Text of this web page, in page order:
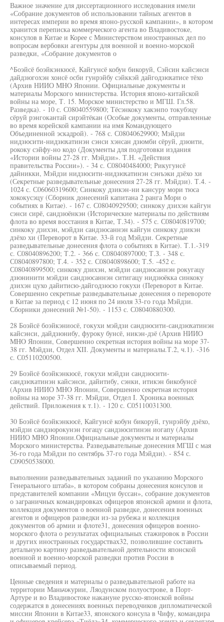
Важное значение для диссертационного исследования имели
«Собрание документов об использовании тайных агентов в
интересах империи во время японо-русской кампании», в котором
хранится переписка коммерческого агента во Владивостоке,
консулов в Китае и Корее с Министерством иностранных дел по
вопросам вербовки агентуры для военной и военно-морской
разведки, «Собрание документов о
^Боэйсё боэйкэнкюсё, Кайгунсё кобун бикоруй, Сэйсин кайсэнси
дайдзюгохэн хонсё осби гунрэйбу сэйккэй дайгодзюхатисе тёхо
(Архив НИИО MHO Японии. Официальные документы и
материалы Морского министерства. История японо-китайской
войны на море, Т. 15. Морское министерство и МГШ. Гл.58.
Разведка). - 10 с. С08040559800; Тёсэнкоку хакэнпо токубэцу
сёруй рэнгокантай сирэйтёкан (Особые документы, отправленные
во время корейской кампании на имя Командующего
Объединенной эскадрой). - 768 с. С08040629900; Мэйдзи
нидзюсити-нидзюхатинэн сэнси хэнсан дзюмби сёруй, дзюити,
рококу сэйфу-но кодо (Документы для подготовки издания
«Истории войны 27-28 гг. Мэйдзи». Т.Н. «Действия
правительства России»). - 34 с. С08040484000; Рикугунсё
дайникки, Мэйдзи нидзюсити-нидзюхатинэн сэнъэки дзёхо хи
(Секретные разведывательные донесения 27-28 гг. Мэйдзи). Т.4. -
1024 с. С06060319600; Синкоку дзикэн-ни кансуру мори тюса
хококусэцу (Сборник донесений капитана 2 ранга Мори о
событиях в Китае). - 167 с. С08040929500; синкоку дзихэн кайгун
сэнси сирё, сандзюёнкэн (Исторические материалы по действиям
флота во время восстания в Китае, Т.34). - 575 с. С08040819700;
синкоку дзихэн, мэйдзи сандзюсаннэн кайгун синкоку дзикэн
дзёхо хи (Переворот в Китае. 33-й год Мэйдзи. Секретные
разведывательные донесения флота о событиях в Китае). Т.1.-319
с. С08040896200; Т.2. - 366 с. С08040897000; Т.З. - 348 с.
С08040897800; Т.4. - 352 с. С08040898600; Т.5. -452 с.
С08040899500; синкоку дзихэн, мэйдзи сандзюсаннэн рокугацу
дзюнинити мэйдзи сандзюсаннэн ситигацу нидзюёкка синкоку
дзихэн цухо дайитисю-дайгодзюсю гокухи (Переворот в Китае.
Совершенно секретные разведывательные донесения о перевороте
в Китае за период с 12 июня по 24 июля 33-го года Мэйдзи.
Сборники донесений №1-50). - 1153 с. С08040880300.
28 Боэйсё боэйкэниосё, гокухи мэйдзи сандзюсити-сандзюхатинэн
кайсэнси, дайдзюнибу, фуроку бунсё, никэн-дзё (Архив НИИО
MHO Японии, Совершенно секретная история войны на море 37-
38 гг. Мэйдзи, Отдел XII. Документы и материалы.Т.2, ч.1). -316
с. С05110200500.
29 Боэйсё боэйкэнкюсё, гокухи мэйдзи сандзюсити-
сандзюхатинэн кайсэнси, дайитибу, сэнки, итикэн бикобунсё
(Архив НИИО MHO Японии, Совершенно секретная история
войны на море 37-38 гг. Мэйдзи, Отдел I. Хроника военных
действий. Приложения к т.1). - 120 с. С05110031300.
30 Боэйсё боэйкэнкюсё, Кайгунсё кобун бикоруй, гунрэйбу дзёхо,
мэйдзи сандзюрокунэн гогацу сандзюситинэн иогапу (Архив
НИИО MHO Японии.Официальные документы и материалы
Морского министерства. Разведывательные донесения МГШ с мая
36-го года Мэйдзи по сентябрь 37-го года Мэйдзи). - 854 с.
С09050538000.
выполнении разведывательных заданий по указанию Морского
Генерального штаба», в котором собраны донесения консулов и
представителей компании «Мицуи буссан», собрание документов
о заграничных командировках офицеров японской армии и флота,
коллекция документов о военной разведке, донесения военных
агентов и офицеров разведки из-за рубежа и коллекция
документов об армии и флоте31, донесения офицеров военно-
морского флота о результатах официальных стажировок в России
и других иностранных государствах32, позволившие составить
детальную картину разведывательной деятельности японской
военной и военно-морской разведки против России в
описываемый период.
Ценные сведения и материалы о разведывательной работе на
территории Маньчжурии, Ляодунском полуострове, в Порт-
Артуре и во Владивостоке накануне русско-японской войны
содержатся в донесениях военных переводчиков дипломатической
миссии Японии в Китае33, японского консула в Чифу, командира